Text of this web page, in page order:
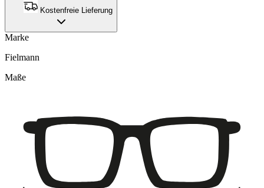
Kostenfreie Lieferung
Marke
Fielmann
Maße